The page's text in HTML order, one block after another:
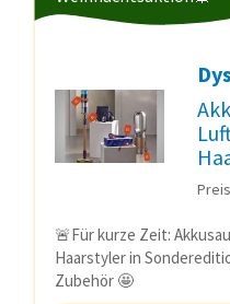
🚨Für kurze Zeit:
Haarstyler in
Zubehör 🤩